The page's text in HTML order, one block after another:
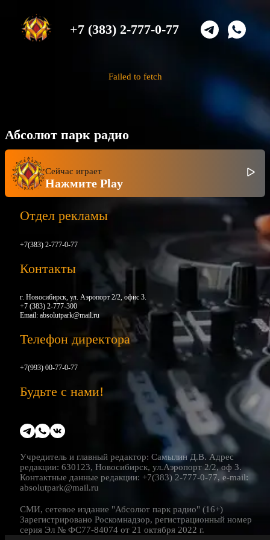
+7 (383) 2-777-0-77
Failed to fetch
Абсолют парк радио
Сейчас играет
Нажмите Play
Отдел рекламы
+7(383) 2-777-0-77
Контакты
г. Новосибирск, ул. Аэропорт 2/2, офис 3.
+7 (383) 2-777-300
Email: absolutpark@mail.ru
Телефон директора
+7(993) 00-77-0-77
Будьте с нами!
Учредитель и главный редактор: Самылин Д.В. Адрес
редакции: 630123, Новосибирск, ул.Аэропорт 2/2, оф 3.
Контактные данные редакции: +7(383) 2-777-0-77, e-mail:
absolutpark@mail.ru
СМИ, сетевое издание "Абсолют парк радио" (16+)
Зарегистрировано Роскомнадзор, регистрационный номер
серия Эл № ФС77-84074 от 21 октября 2022 г.